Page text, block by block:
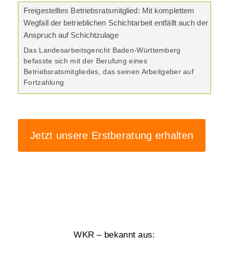
Freigestelltes Betriebsratsmitglied: Mit komplettem
Wegfall der betrieblichen Schichtarbeit entfällt auch der
Anspruch auf Schichtzulage
Das Landesarbeitsgericht Baden-Württemberg
befasste sich mit der Berufung eines
Betriebsratsmitgliedes, das seinen Arbeitgeber auf
Fortzahlung
Jetzt unsere Erstberatung erhalten
WKR – bekannt aus: